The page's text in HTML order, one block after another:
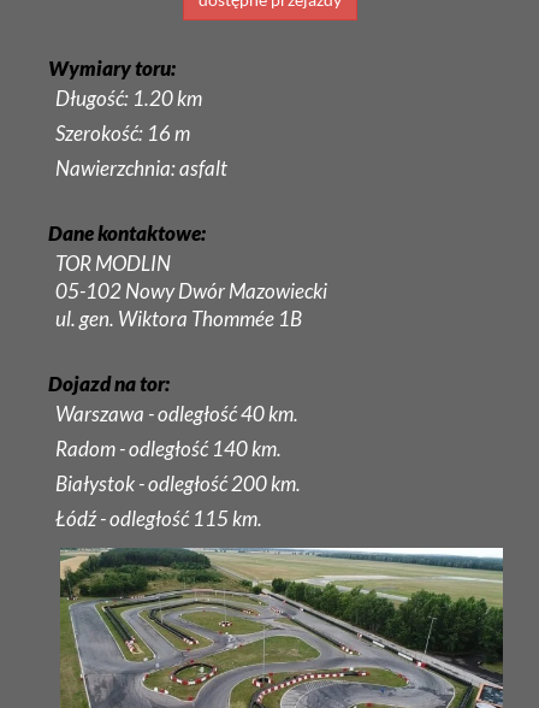
Wymiary toru:
Długość: 1.20 km
Szerokość: 16 m
Nawierzchnia: asfalt
Dane kontaktowe:
TOR MODLIN
05-102 Nowy Dwór Mazowiecki
ul. gen. Wiktora Thommée 1B
Dojazd na tor:
Warszawa - odległość 40 km.
Radom - odległość 140 km.
Białystok - odległość 200 km.
Łódź - odległość 115 km.